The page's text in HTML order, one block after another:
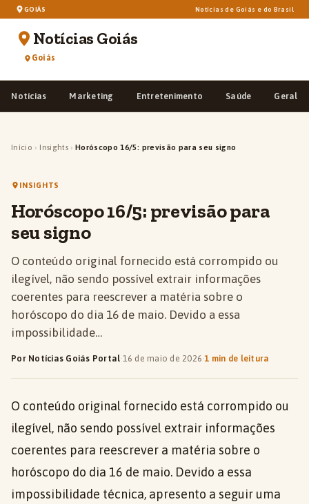
GOIÁS Notícias de Goiás e do Brasil
Notícias Goiás
Goiás
Notícias Marketing Entretenimento Saúde Geral
Início › Insights › Horóscopo 16/5: previsão para seu signo
INSIGHTS
Horóscopo 16/5: previsão para
seu signo
O conteúdo original fornecido está corrompido ou
ilegível, não sendo possível extrair informações
coerentes para reescrever a matéria sobre o
horóscopo do dia 16 de maio. Devido a essa
impossibilidade…
Por Notícias Goiás Portal·16 de maio de 2026·1 min de leitura
O conteúdo original fornecido está corrompido ou
ilegível, não sendo possível extrair informações
coerentes para reescrever a matéria sobre o
horóscopo do dia 16 de maio. Devido a essa
impossibilidade técnica, apresento a seguir uma